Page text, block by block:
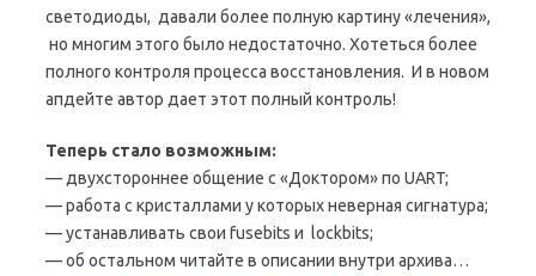
светодиоды, давали более полную картину «лечения»,
но многим этого было недостаточно. Хотеться более
полного контроля процесса восстановления. И в новом
апдейте автор дает этот полный контроль!
Теперь стало возможным:
— двухстороннее общение с «Доктором» по UART;
— работа с кристаллами у которых неверная сигнатура;
— устанавливать свои fusebits и lockbits;
— об остальном читайте в описании внутри архива…